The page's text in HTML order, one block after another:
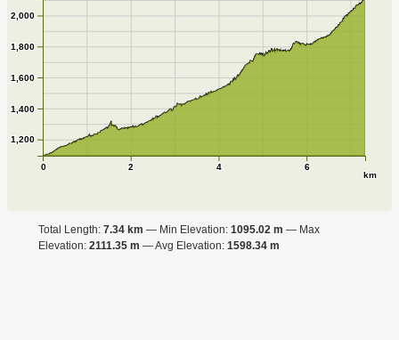
0 2 4 6
km
1,200
1,400
1,600
1,800
2,000
Total Length: 7.34 km Min Elevation: 1095.02 m
Max
Elevation: 2111.35 m Avg Elevation: 1598.34 m